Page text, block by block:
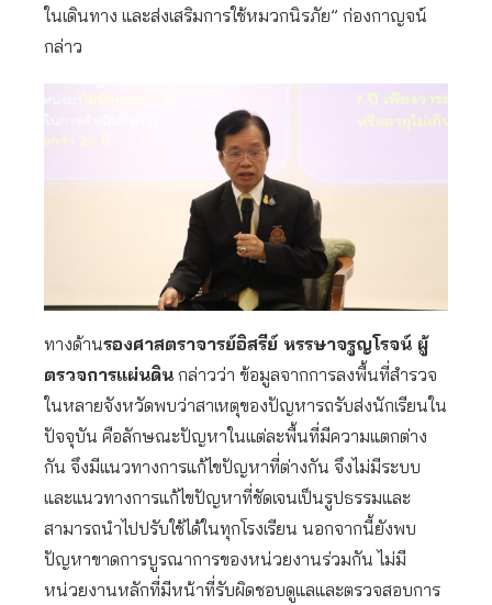
ในเดินทาง และส่งเสริมการใช้หมวกนิรภัย” ก่องกาญจน์
กล่าว
ทางด้านรองศาสตราจารย์อิสรีย์ หรรษาจรูญโรจน์ ผู้
ตรวจการแผ่นดิน กล่าวว่า ข้อมูลจากการลงพื้นที่สำรวจ
ในหลายจังหวัดพบว่าสาเหตุของปัญหารถรับส่งนักเรียนใน
ปัจจุบัน คือลักษณะปัญหาในแต่ละพื้นที่มีความแตกต่าง
กัน จึงมีแนวทางการแก้ไขปัญหาที่ต่างกัน จึงไม่มีระบบ
และแนวทางการแก้ไขปัญหาที่ชัดเจนเป็นรูปธรรมและ
สามารถนำไปปรับใช้ได้ในทุกโรงเรียน นอกจากนี้ยังพบ
ปัญหาขาดการบูรณาการของหน่วยงานร่วมกัน ไม่มี
หน่วยงานหลักที่มีหน้าที่รับผิดชอบดูแลและตรวจสอบการ